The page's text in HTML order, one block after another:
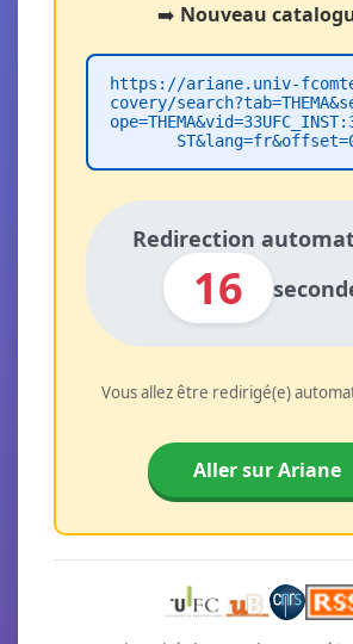
➡️ Nouveau
https://ariane.univ-
covery/
Redirection
16
Vous allez être redirigé(e)
Aller sur Ariane